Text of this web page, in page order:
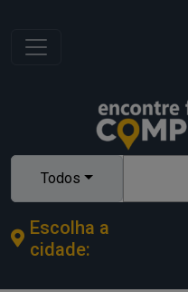
Toggle navigation
Todos
Escolha a
cidade: